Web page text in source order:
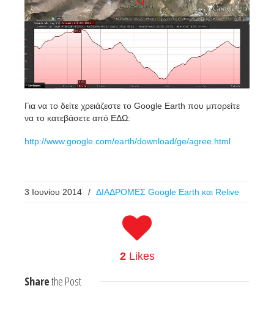
Για να το δείτε χρειάζεστε το Google Earth που μπορείτε
να το κατεβάσετε από ΕΔΩ:
http://www.google.com/earth/download/ge/agree.html
3 Ιουνίου 2014 / ΔΙΑΔΡΟΜΕΣ Google Earth και Relive
2Likes
Sharethe Post